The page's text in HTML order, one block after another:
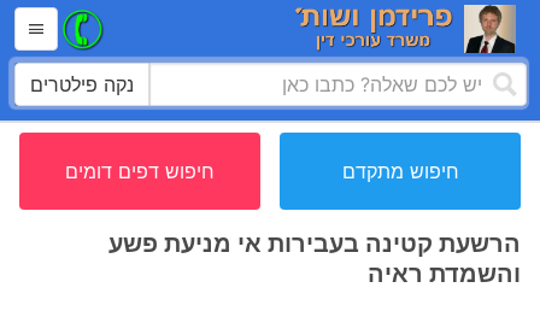
נקה פילטרים
חיפוש מתקדם חיפוש דפים דומים
הרשעת קטינה בעבירות אי מניעת פשע
והשמדת ראיה